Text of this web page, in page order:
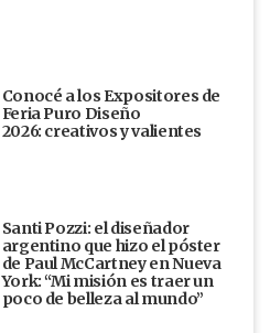
Conocé a los Expositores de
Feria Puro Diseño
2026: creativos y valientes
Santi Pozzi: el diseñador
argentino que hizo el póster
de Paul McCartney en Nueva
York: “Mi misión es traer un
poco de belleza al mundo”